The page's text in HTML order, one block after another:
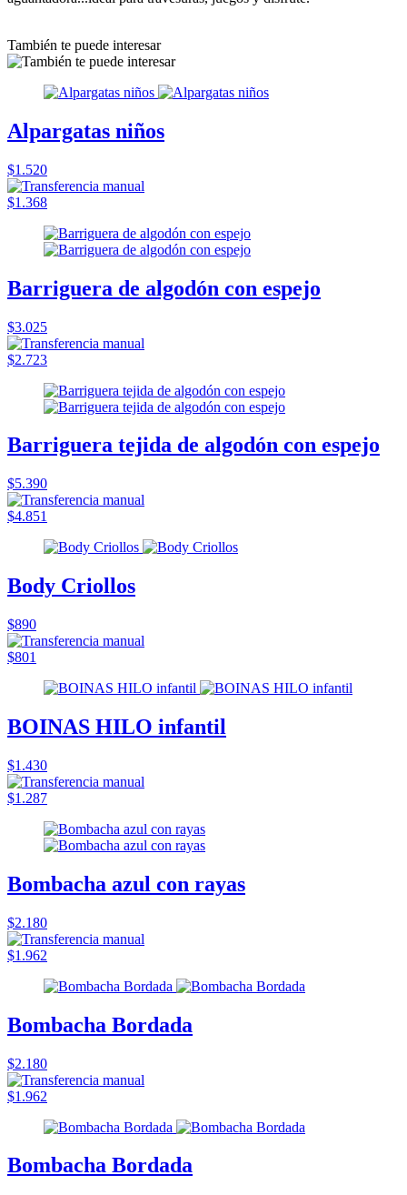
También te puede interesar
Alpargatas niños
$1.520
$1.368
Barriguera de algodón con espejo
$3.025
$2.723
Barriguera tejida de algodón con espejo
$5.390
$4.851
Body Criollos
$890
$801
BOINAS HILO infantil
$1.430
$1.287
Bombacha azul con rayas
$2.180
$1.962
Bombacha Bordada
$2.180
$1.962
Bombacha Bordada